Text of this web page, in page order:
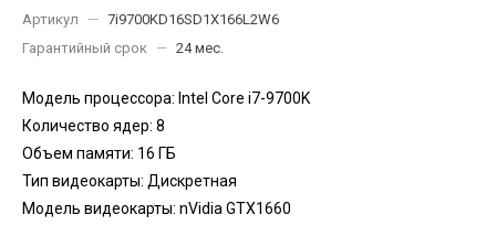
Артикул
— 7i9700KD16SD1X166L2W6
Гарантийный срок
— 24 мес.
Модель процессора: Intel Core i7-9700K
Количество ядер: 8
Объем памяти: 16 ГБ
Тип видеокарты: Дискретная
Модель видеокарты: nVidia GTX1660